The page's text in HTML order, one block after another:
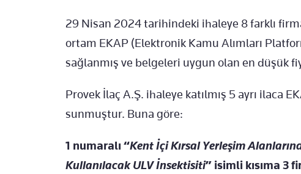
29 Nisan 2024 tarihindeki ihaleye 8 farklı
ortam EKAP (Elektronik Kamu Alımları
sağlanmış ve belgeleri uygun olan en düşük
Provek İlaç A.Ş. ihaleye katılmış 5 ayrı ilaca
sunmuştur. Buna göre:
1 numaralı “Kent İçi Kırsal Yerleşim
Kullanılacak ULV İnsektisiti” isimli kısıma 3